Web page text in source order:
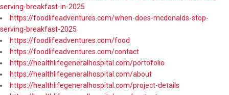
serving-breakfast-in-2025
https://foodlifeadventures.com/when-does-mcdonalds-stop-
serving-breakfast-2025
https://foodlifeadventures.com/food
https://foodlifeadventures.com/contact
https://healthlifegeneralhospital.com/portofolio
https://healthlifegeneralhospital.com/about
https://healthlifegeneralhospital.com/project-details